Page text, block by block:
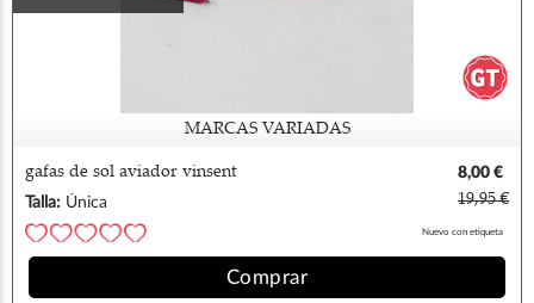
MARCAS VARIADAS
gafas de sol aviador vinsent
8,00 €
Talla: Única 19,95 €
Nuevo con etiqueta
Comprar